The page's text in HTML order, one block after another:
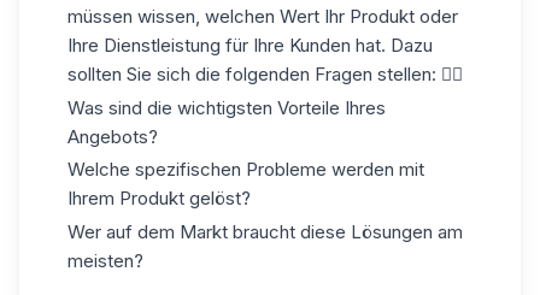
müssen wissen, welchen Wert Ihr Produkt oder
Ihre Dienstleistung für Ihre Kunden hat. Dazu
sollten Sie sich die folgenden Fragen stellen: 👇🏼
Was sind die wichtigsten Vorteile Ihres
Angebots?
Welche spezifischen Probleme werden mit
Ihrem Produkt gelöst?
Wer auf dem Markt braucht diese Lösungen am
meisten?